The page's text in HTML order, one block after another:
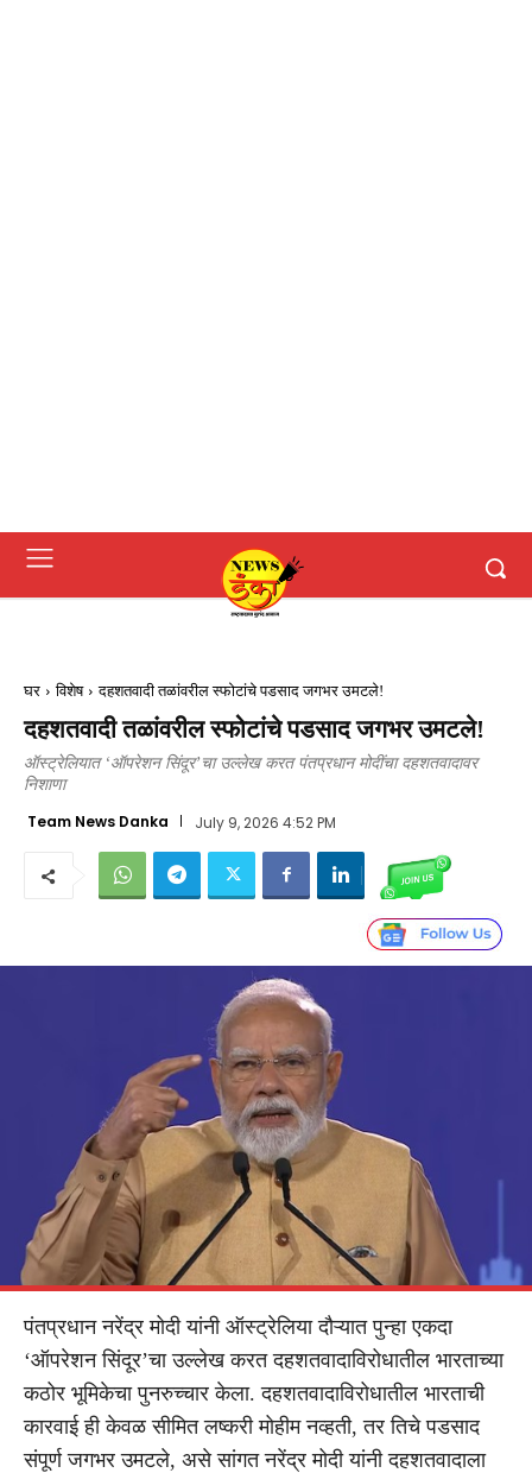
घर विशेष दहशतवादी तळांवरील स्फोटांचे पडसाद जगभर उमटले!
दहशतवादी तळांवरील स्फोटांचे पडसाद जगभर उमटले!
ऑस्ट्रेलियात ‘ऑपरेशन सिंदूर’चा उल्लेख करत पंतप्रधान मोदींचा दहशतवादावर
निशाणा
Team News Danka July 9, 2026 4:52 PM
पंतप्रधान नरेंद्र मोदी यांनी ऑस्ट्रेलिया दौऱ्यात पुन्हा एकदा
‘ऑपरेशन सिंदूर’चा उल्लेख करत दहशतवादाविरोधातील भारताच्या
कठोर भूमिकेचा पुनरुच्चार केला. दहशतवादाविरोधातील भारताची
कारवाई ही केवळ सीमित लष्करी मोहीम नव्हती, तर तिचे पडसाद
संपूर्ण जगभर उमटले, असे सांगत नरेंद्र मोदी यांनी दहशतवादाला